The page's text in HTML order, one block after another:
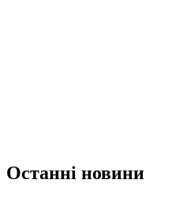
Останні новини